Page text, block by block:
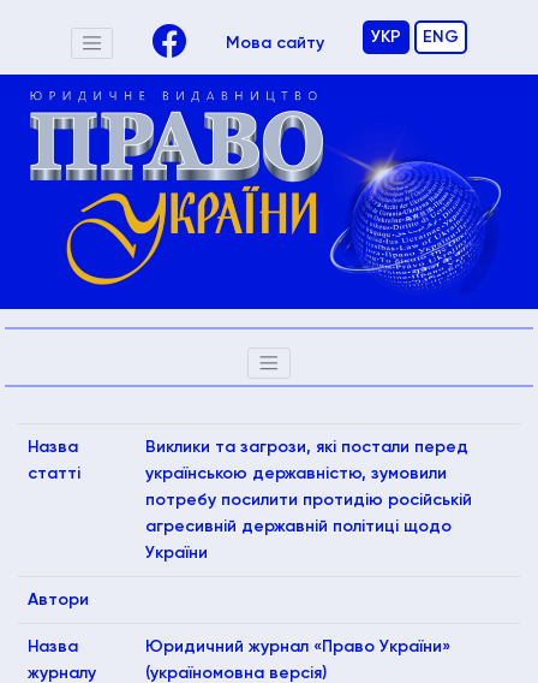
Мова сайту УКР ENG
Назва
статті
Виклики та загрози, які постали перед
українською державністю, зумовили
потребу посилити протидію російській
агресивній державній політиці щодо
України
Автори
Назва
журналу
Юридичний журнал «Право України»
(україномовна версія)